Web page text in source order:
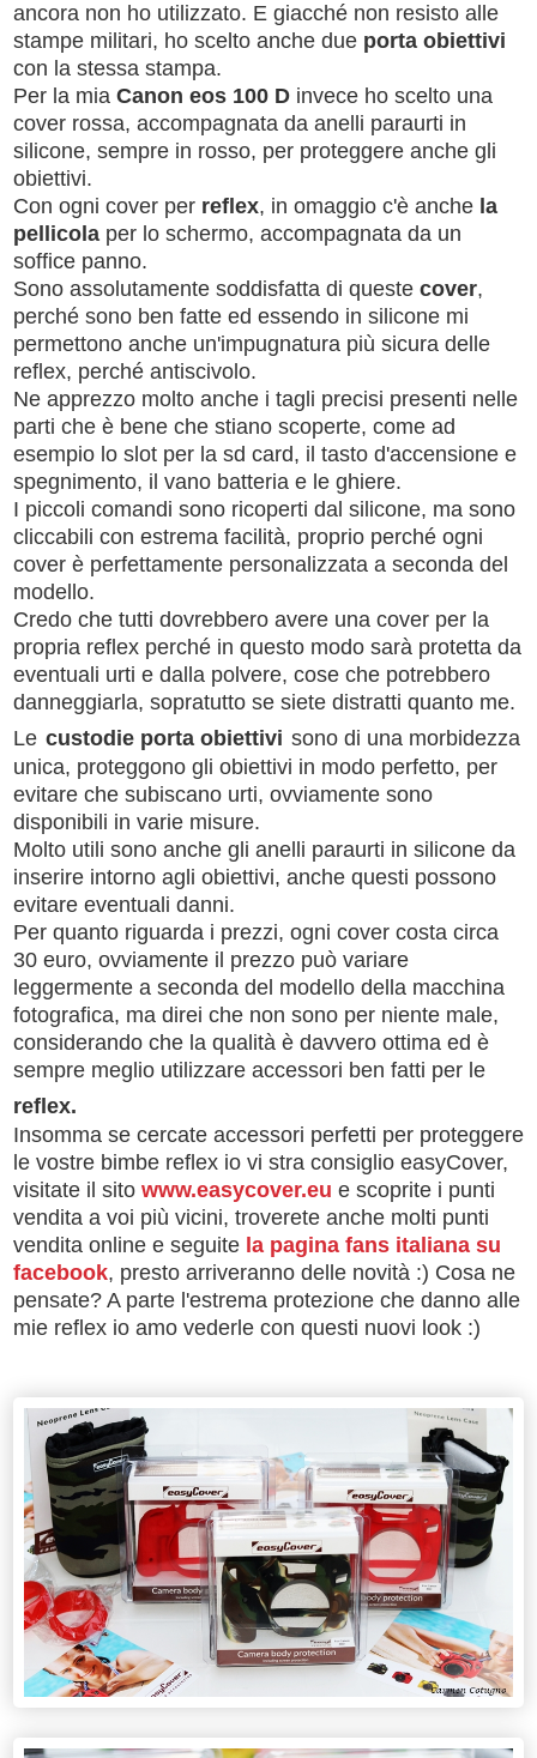
ancora non ho utilizzato. E giacché non resisto alle
stampe militari, ho scelto anche due porta obiettivi
con la stessa stampa.
Per la mia Canon eos 100 D invece ho scelto una
cover rossa, accompagnata da anelli paraurti in
silicone, sempre in rosso, per proteggere anche gli
obiettivi.
Con ogni cover per reflex, in omaggio c'è anche la
pellicola per lo schermo, accompagnata da un
soffice panno.
Sono assolutamente soddisfatta di queste cover,
perché sono ben fatte ed essendo in silicone mi
permettono anche un'impugnatura più sicura delle
reflex, perché antiscivolo.
Ne apprezzo molto anche i tagli precisi presenti nelle
parti che è bene che stiano scoperte, come ad
esempio lo slot per la sd card, il tasto d'accensione e
spegnimento, il vano batteria e le ghiere.
I piccoli comandi sono ricoperti dal silicone, ma sono
cliccabili con estrema facilità, proprio perché ogni
cover è perfettamente personalizzata a seconda del
modello.
Credo che tutti dovrebbero avere una cover per la
propria reflex perché in questo modo sarà protetta da
eventuali urti e dalla polvere, cose che potrebbero
danneggiarla, sopratutto se siete distratti quanto me.
Le custodie porta obiettivi sono di una morbidezza
unica, proteggono gli obiettivi in modo perfetto, per
evitare che subiscano urti, ovviamente sono
disponibili in varie misure.
Molto utili sono anche gli anelli paraurti in silicone da
inserire intorno agli obiettivi, anche questi possono
evitare eventuali danni.
Per quanto riguarda i prezzi, ogni cover costa circa
30 euro, ovviamente il prezzo può variare
leggermente a seconda del modello della macchina
fotografica, ma direi che non sono per niente male,
considerando che la qualità è davvero ottima ed è
sempre meglio utilizzare accessori ben fatti per le
reflex.
Insomma se cercate accessori perfetti per proteggere
le vostre bimbe reflex io vi stra consiglio easyCover,
visitate il sito www.easycover.eu e scoprite i punti
vendita a voi più vicini, troverete anche molti punti
vendita online e seguite la pagina fans italiana su
facebook, presto arriveranno delle novità :) Cosa ne
pensate? A parte l'estrema protezione che danno alle
mie reflex io amo vederle con questi nuovi look :)